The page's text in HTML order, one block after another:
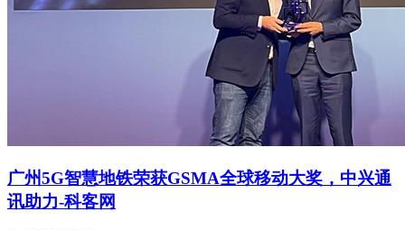
广州5G智慧地铁荣获GSMA全球移动大奖，中兴通
讯助力-科客网